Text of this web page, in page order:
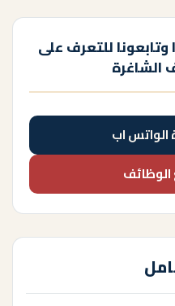
للتعرف على
الشاغرة
الواتس اب